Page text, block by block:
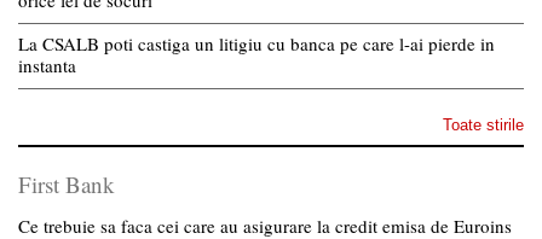
La CSALB poti castiga un litigiu cu banca pe care l-ai pierde in
instanta
Toate stirile
First Bank
Ce trebuie sa faca cei care au asigurare la credit emisa de Euroins